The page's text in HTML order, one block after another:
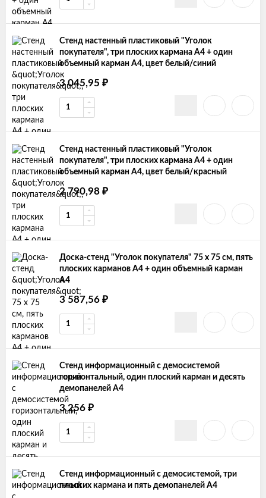
Стенд настенный пластиковый "Уголок
покупателя", три плоских кармана А4 + один
объемный карман А4, цвет белый/синий
3 045,95 ₽
Стенд настенный пластиковый "Уголок
покупателя", три плоских кармана А4 + один
объемный карман А4, цвет белый/красный
2 790,98 ₽
Доска-стенд "Уголок покупателя" 75 х 75 см, пять
плоских карманов А4 + один объемный карман
А4
3 587,56 ₽
Cтенд информационный с демосистемой
горизонтальный, один плоский карман и десять
демопанелей А4
3 256 ₽
Cтенд информационный с демосистемой, три
плоских кармана и пять демопанелей А4